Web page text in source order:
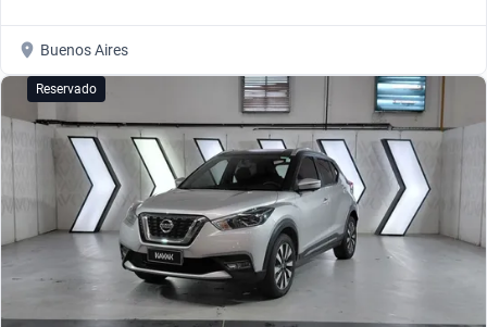
Buenos Aires
Reservado